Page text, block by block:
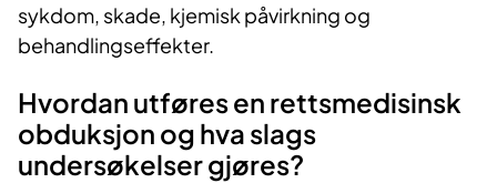
sykdom, skade, kjemisk påvirkning og
behandlingseffekter.
Hvordan utføres en rettsmedisinsk
obduksjon og hva slags
undersøkelser gjøres?